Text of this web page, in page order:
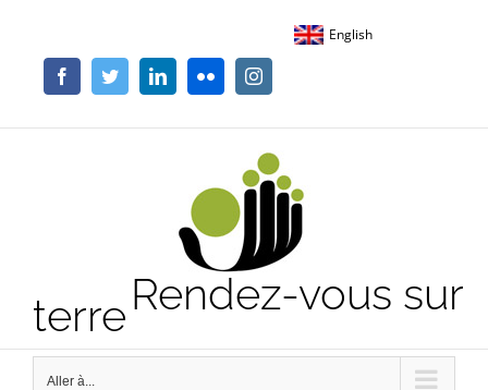
contenu
English
FacebookTwitterLinkedInFlickr Instagram
Rendez-vous sur
terre
Aller à...